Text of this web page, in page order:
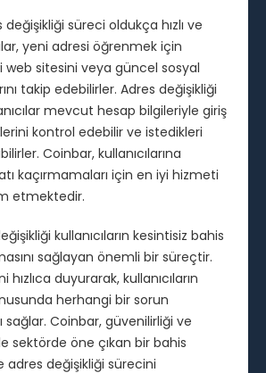
süreci oldukça hızlı ve
yeni adresi öğrenmek için
web sitesini veya güncel sosyal
takip edebilirler. Adres değişikliği
mevcut hesap bilgileriyle giriş
kontrol edebilir ve istedikleri
Coinbar, kullanıcılarına
kaçırmamaları için en iyi hizmeti
etmektedir.
kullanıcıların kesintisiz bahis
sağlayan önemli bir süreçtir.
duyurarak, kullanıcıların
herhangi bir sorun
sağlar. Coinbar, güvenilirliği ve
sektörde öne çıkan bir bahis
değişikliği sürecini